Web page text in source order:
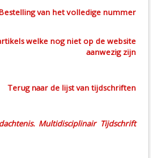
Bestelling van het volledige nummer
welke nog niet op de website
aanwezig zijn
Terug naar de lijst van tijdschriften
Multidisciplinair Tijdschrift